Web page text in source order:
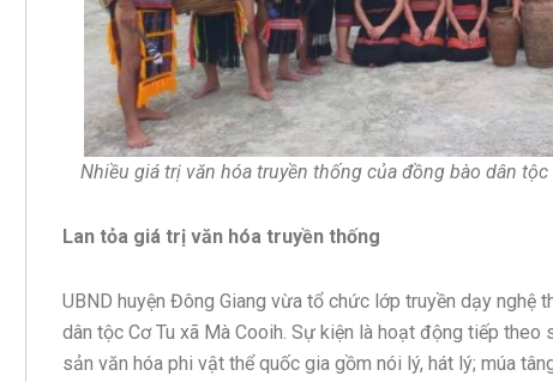
Nhiều giá trị văn hóa truyền thống của đồng bào dân
Lan tỏa giá trị văn hóa truyền thống
UBND huyện Đông Giang vừa tổ chức lớp truyền dạy nghệ
dân tộc Cơ Tu xã Mà Cooih. Sự kiện là hoạt động tiếp
sản văn hóa phi vật thể quốc gia gồm nói lý, hát lý; múa